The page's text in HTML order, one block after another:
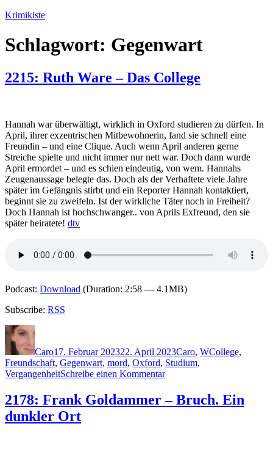
Zum
springen
Krimikiste
Schlagwort: Gegenwart
2215: Ruth Ware – Das College
Hannah war überwältigt, wirklich in Oxford studieren zu dürfen. In
April, ihrer exzentrischen Mitbewohnerin, fand sie schnell eine
Freundin – und eine Clique. Auch wenn April anderen gerne
Streiche spielte und nicht immer nur nett war. Doch dann wurde
April ermordet – und es schien eindeutig, von wem. Hannahs
Zeugenaussage belegte das. Doch als der Verhaftete viele Jahre
später im Gefängnis stirbt und ein Reporter Hannah kontaktiert,
beginnt sie zu zweifeln. Ist der wirkliche Täter noch in Freiheit?
Doch Hannah ist hochschwanger.. von Aprils Exfreund, den sie
später heiratete! dtv
Podcast: Download (Duration: 2:58 — 4.1MB)
Subscribe: RSS
Autor
Caro17. Februar 202322. April 2023Caro, WCollege,
Freundschaft, Gegenwart, mord, Oxford, Studium,
VergangenheitSchreibe einen Kommentarzu
Ruth
Ware
2178: Frank Goldammer – Bruch. Ein
dunkler Ort